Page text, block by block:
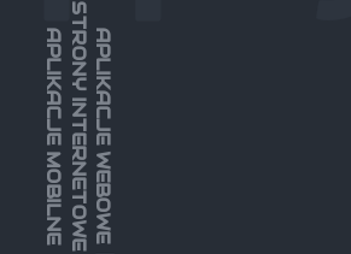
APLIKACJE MOBILNESTRONY INTERNETOWEAPLIKACJE WEBOWE